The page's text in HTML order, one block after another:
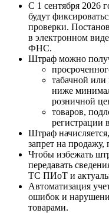
С 1 сентября 2026
будут
проверки.
в электронном
ФНС.
Штраф можно
табачной
ниже
розничной
товаров,
регистрации
Штраф
запрет на
Чтобы избежать
передавать
ТС ПИоТ и
Автоматизация
ошибок и
товарами.